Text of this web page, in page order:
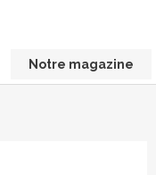
Notre magazine